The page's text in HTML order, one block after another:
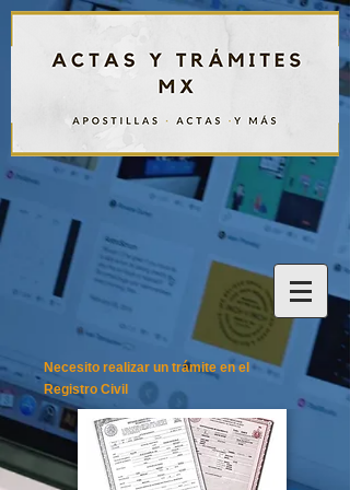
Necesito realizar un trámite en el
Registro Civil